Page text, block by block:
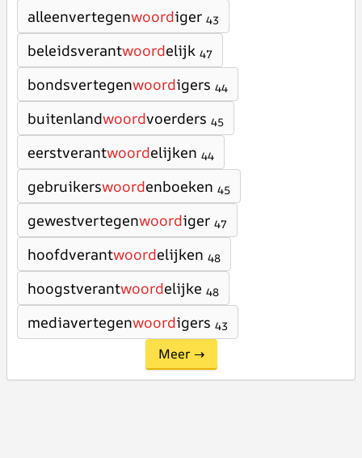
alleenvertegenwoordiger 43
beleidsverantwoordelijk 47
bondsvertegenwoordigers 44
buitenlandwoordvoerders 45
eerstverantwoordelijken 44
gebruikerswoordenboeken 45
gewestvertegenwoordiger 47
hoofdverantwoordelijken 48
hoogstverantwoordelijke 48
mediavertegenwoordigers 43
Meer →